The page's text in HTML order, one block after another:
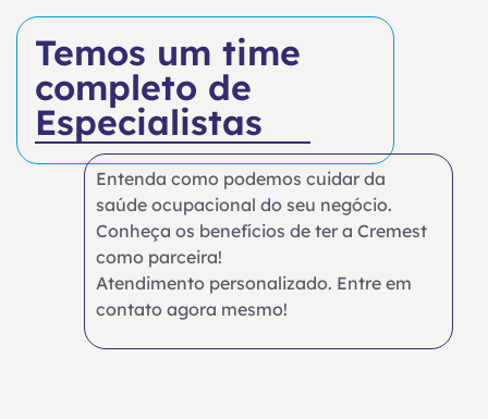
Temos um time
completo de
Especialistas
Entenda como podemos cuidar da
saúde ocupacional do seu negócio.
Conheça os benefícios de ter a Cremest
como parceira!
Atendimento personalizado. Entre em
contato agora mesmo!